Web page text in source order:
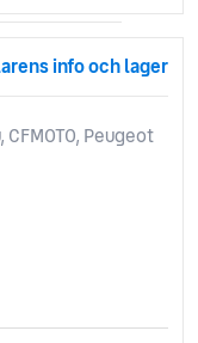
info och lager
Peugeot